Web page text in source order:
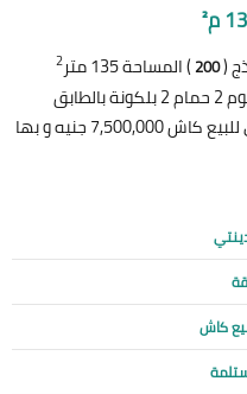
م²
(
200) المساحة 135 متر 2
شرقي تطل على حديقة كبيرة تشمل 3 نوم 2 حمام 2 بلكونة بالطابق
الثاني تشطيب سوبر لوكس إستلام فوري للبيع كاش 7,500,000 جنيه و بها
كاش